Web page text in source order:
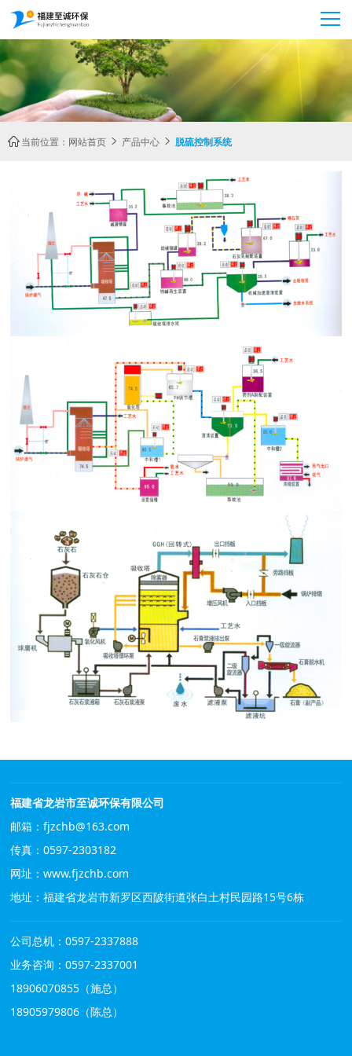
当前位置： 网站首页  产品中心  脱硫控制系统
福建省龙岩市至诚环保有限公司
邮箱：fjzchb@163.com
传真：0597-2303182
网址：www.fjzchb.com
地址：福建省龙岩市新罗区西陂街道张白土村民园路15号6栋
公司总机：0597-2337888
业务咨询：0597-2337001
18906070855（施总）
18905979806（陈总）